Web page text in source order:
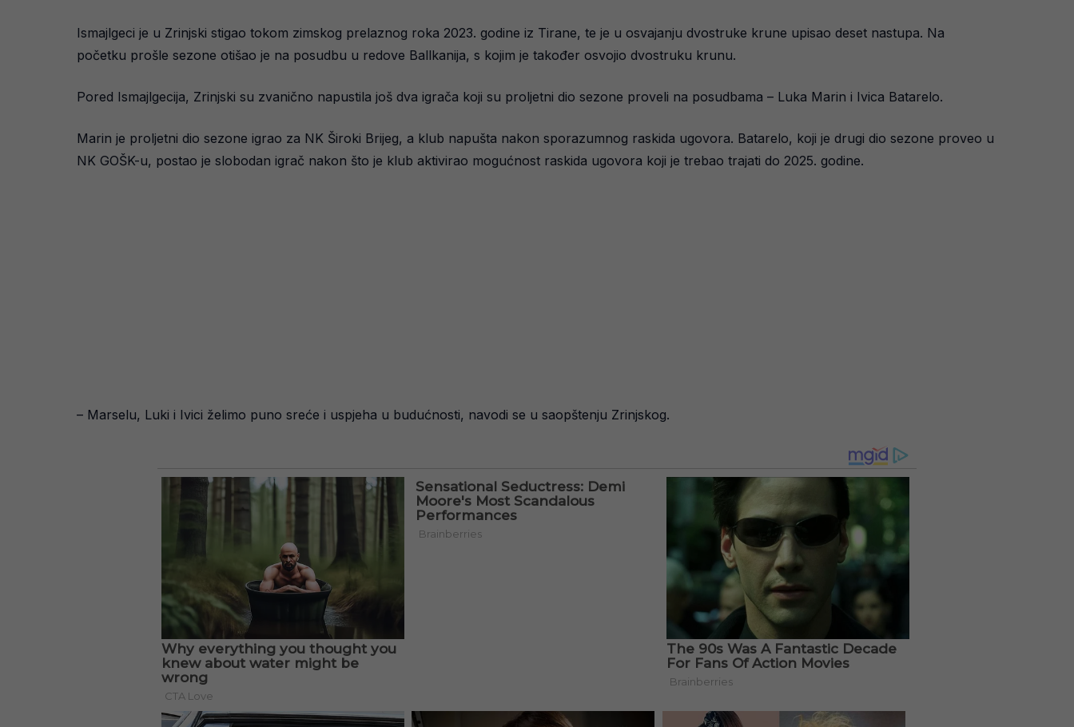
Ismajlgeci je u Zrinjski stigao tokom zimskog prelaznog roka 2023. godine iz Tirane, te je u osvajanju dvostruke krune upisao deset nastupa. Na
početku prošle sezone otišao je na posudbu u redove Ballkanija, s kojim je također osvojio dvostruku krunu.
Pored Ismajlgecija, Zrinjski su zvanično napustila još dva igrača koji su proljetni dio sezone proveli na posudbama – Luka Marin i Ivica Batarelo.
Marin je proljetni dio sezone igrao za NK Široki Brijeg, a klub napušta nakon sporazumnog raskida ugovora. Batarelo, koji je drugi dio sezone proveo u
NK GOŠK-u, postao je slobodan igrač nakon što je klub aktivirao mogućnost raskida ugovora koji je trebao trajati do 2025. godine.
– Marselu, Luki i Ivici želimo puno sreće i uspjeha u budućnosti, navodi se u saopštenju Zrinjskog.